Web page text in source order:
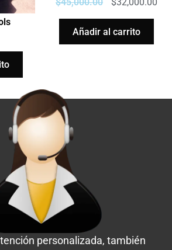
Añadir al carrito
personalizada, también